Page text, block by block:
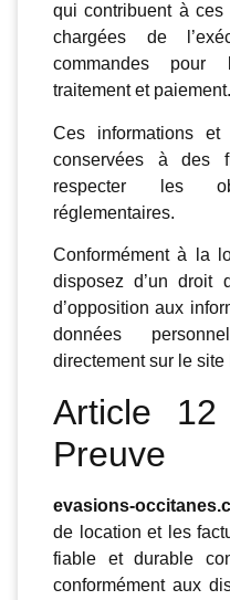
qui contribuent à
chargées de
commandes pour
traitement et paiement.
Ces informations et
conservées à des
respecter les
réglementaires.
Conformément à la
disposez d’un droit
d’opposition aux
données
directement sur le site
Article
Preuve
evasions-
de location et les
fiable et durable
conformément aux